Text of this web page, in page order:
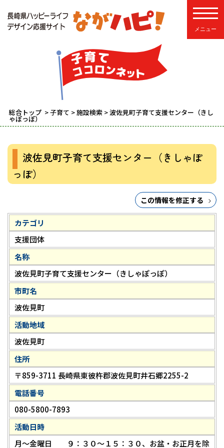
総合トップ >子育て >施設検索 > 波佐見町子育て支援センター（きし
ゃぽっぽ）
波佐見町子育て支援センター（きしゃぽ
っぽ）
この情報を修正する
カテゴリ
支援団体
名称
波佐見町子育て支援センター（きしゃぽっぽ）
市町名
波佐見町
活動地域
波佐見町
住所
〒859-3711 長崎県東彼杵郡波佐見町井石郷2255-2
電話番号
080-5800-7893
活動日時
月～金曜日 ９：３０～１５：３０、お盆・お正月を除